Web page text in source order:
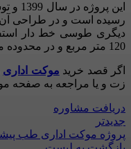
این
رسیده است و در طراحی
دیگری طوسی خط دار
120 متر مربع و در محدوده میدان آرژانتین می‌باشد.
اگر قصد خرید موکت اداری
زت و یا مراجعه به صفحه
دریافت مشاوره
جدیدتر
پروژه موکت اداری طب